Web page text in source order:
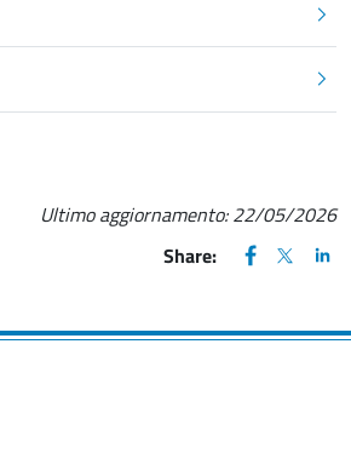
Ultimo aggiornamento:22/05/2026
Share:
FACEBOOK
(apre una
X
(apre